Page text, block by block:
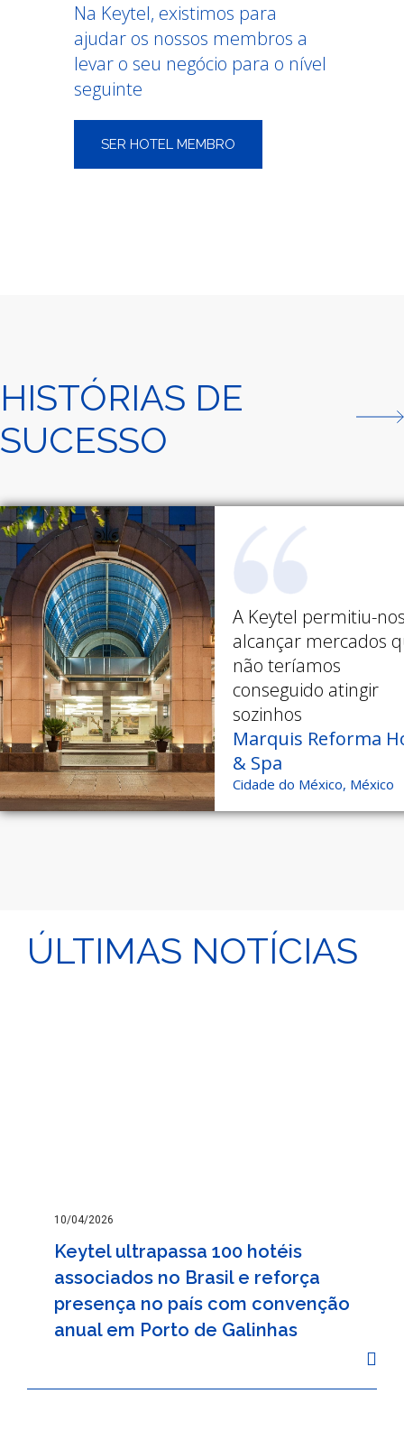
Na Keytel, existimos para
ajudar os nossos membros a
levar o seu negócio para o nível
seguinte
SER HOTEL MEMBRO
HISTÓRIAS DE
SUCESSO
A Keytel permitiu-
alcançar mercados
não teríamos
conseguido atingir
sozinhos
Marquis Reforma
& Spa
Cidade do México, México
ÚLTIMAS NOTÍCIAS
10/04/2026
Keytel ultrapassa 100 hotéis
associados no Brasil e reforça
presença no país com convenção
anual em Porto de Galinhas